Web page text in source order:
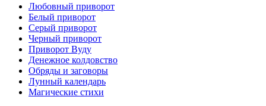
Любовный приворот
Белый приворот
Серый приворот
Черный приворот
Приворот Вуду
Денежное колдовство
Обряды и заговоры
Лунный календарь
Магические стихи